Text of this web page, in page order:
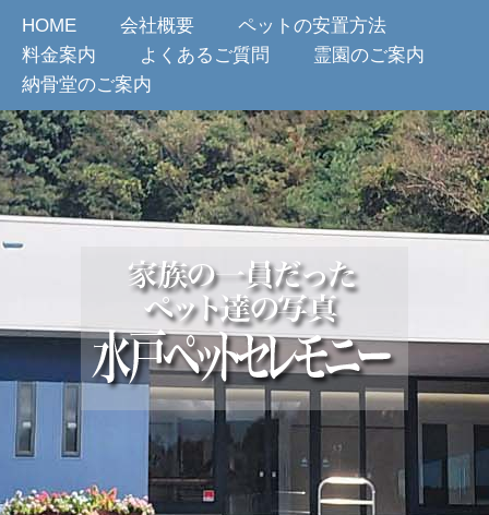
HOME 会社概要
ペットの安置方法
料金案内
よくあるご質問
霊園のご案内
納骨堂のご案内